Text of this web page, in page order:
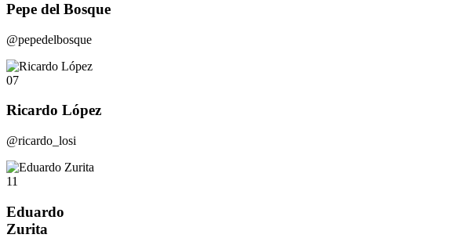
Pepe del Bosque
@pepedelbosque
07
Ricardo López
@ricardo_losi
11
Eduardo
Zurita